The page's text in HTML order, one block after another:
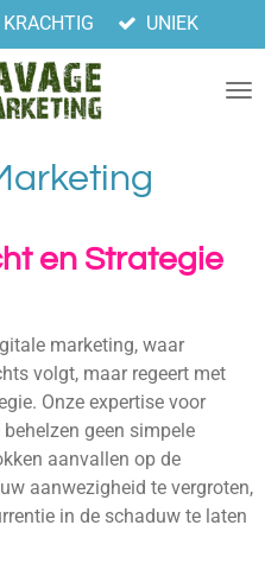
KRACHTIG UNIEK
en Strategie
marketing, waar
volgt, maar regeert met
Onze expertise voor
geen simpele
aanvallen op de
aanwezigheid te vergroten,
in de schaduw te laten